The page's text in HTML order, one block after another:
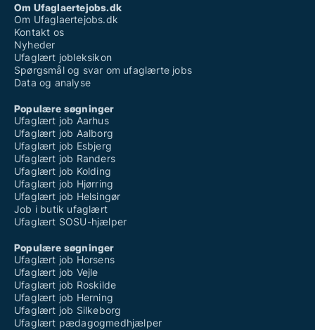
Om Ufaglaertejobs.dk
Om Ufaglaertejobs.dk
Kontakt os
Nyheder
Ufaglært jobleksikon
Spørgsmål og svar om ufaglærte jobs
Data og analyse
Populære søgninger
Ufaglært job Aarhus
Ufaglært job Aalborg
Ufaglært job Esbjerg
Ufaglært job Randers
Ufaglært job Kolding
Ufaglært job Hjørring
Ufaglært job Helsingør
Job i butik ufaglært
Ufaglært SOSU-hjælper
Populære søgninger
Ufaglært job Horsens
Ufaglært job Vejle
Ufaglært job Roskilde
Ufaglært job Herning
Ufaglært job Silkeborg
Ufaglært pædagogmedhjælper